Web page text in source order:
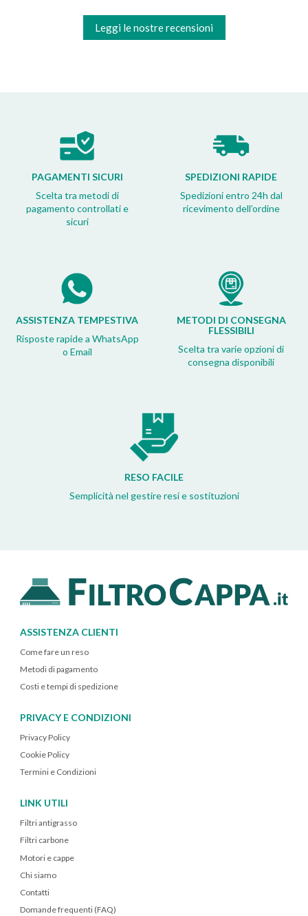
Leggi le nostre recensioni
PAGAMENTI SICURI
Scelta tra metodi di
pagamento controllati e
sicuri
SPEDIZIONI RAPIDE
Spedizioni entro 24h dal
ricevimento dell’ordine
ASSISTENZA TEMPESTIVA
Risposte rapide a WhatsApp
o Email
METODI DI CONSEGNA
FLESSIBILI
Scelta tra varie opzioni di
consegna disponibili
RESO FACILE
Semplicità nel gestire resi e sostituzioni
ASSISTENZA CLIENTI
Come fare un reso
Metodi di pagamento
Costi e tempi di spedizione
PRIVACY E CONDIZIONI
Privacy Policy
Cookie Policy
Termini e Condizioni
LINK UTILI
Filtri antigrasso
Filtri carbone
Motori e cappe
Chi siamo
Contatti
Domande frequenti (FAQ)